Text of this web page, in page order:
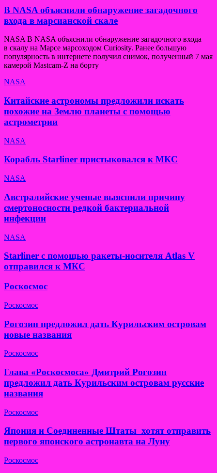
В NASA объяснили обнаружение загадочного
входа в марсианской скале
NASA В NASA объяснили обнаружение загадочного входа
в скалу на Марсе марсоходом Curiosity. Ранее большую
популярность в интернете получил снимок, полученный 7 мая
камерой Mastcam-Z на борту
NASA
Китайские астрономы предложили искать
похожие на Землю планеты с помощью
астрометрии
NASA
Корабль Starliner пристыковался к МКС
NASA
Австралийские ученые выяснили причину
смертоносности редкой бактериальной
инфекции
NASA
Starliner с помощью ракеты-носителя Atlas V
отправился к МКС
Роскосмос
Роскосмос
Рогозин предложил дать Курильским островам
новые названия
Роскосмос
Глава «Роскосмоса» Дмитрий Рогозин
предложил дать Курильским островам русские
названия
Роскосмос
Япония и Соединенные Штаты хотят отправить
первого японского астронавта на Луну
Роскосмос